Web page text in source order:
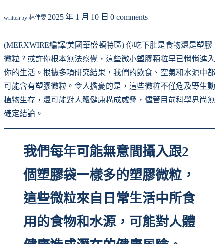
written by 林佳雯 2025 年 1 月 10 日 0 comments
(MERXWIRE編譯/美國華盛頓特區) 你吃下肚是食物還是塑膠
微粒？或許你根本無法察覺，這些微小塑膠顆粒早已悄悄進入
你的生活。根據多項研究結果，我們的飲食、空氣和水源中都
可能含有塑膠微粒。令人擔憂的是，這些微粒不僅危及野生動
植物生存，還可能對人體健康構成威脅，儘管目前科學界尚無
確定結論。
我們每年可能無意間攝入跟2
個塑膠袋一樣多的塑膠微粒，
這些微粒來自日常生活中所食
用的食物和水源，可能對人體